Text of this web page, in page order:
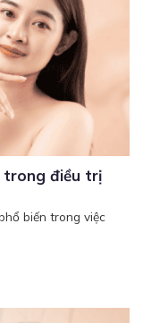
trong điều trị
biến trong việc